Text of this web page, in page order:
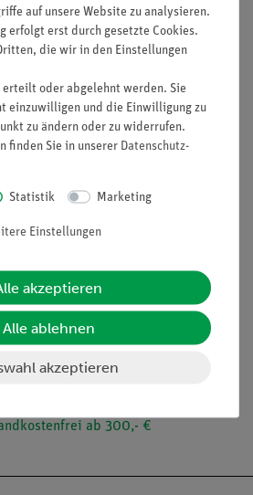
Gleichung
ist nur in englischer
ab 300,- €
auf unsere Website zu analysieren.
erfolgt erst durch gesetzte Cookies.
die wir in den Einstellungen
erteilt oder abgelehnt werden. Sie
einzuwilligen und die Einwilligung zu
zu ändern oder zu widerrufen.
finden Sie in unserer Daten­schutz­
Statistik Marketing
Einstellungen
akzeptieren
Alle ablehnen
akzeptieren